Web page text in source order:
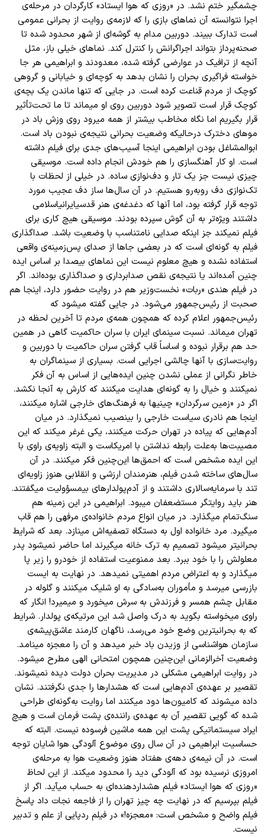
چشمگیر ختم نشد. در «روزی که هوا ایستاد» کارگردان در مرحله‌ی
اجرا نتوانسته آن نماهای بازی را که لازمه‌ی روایت از بحرانی عمومی
است تدارک ببیند. دوربین مدام به گوشه‌ای از شهر محدود شده تا
صحنه‌پرداز بتواند اجراگرانش را کنترل کند. نماهای خیلی ‌باز، مثل
آنچه از ترافیک در عوارضی گرفته شده، معدودند و ابراهیمی هر جا
خواسته فراگیری بحران را نشان بدهد به کوچه‌ای و خیابانی و گروهی
کوچک از مردم قناعت کرده است. در جایی که تنها ماندن یک بچه‌ی
کوچک قرار است تصویر شود دوربین روی او میماند تا ما تحت‌تأثیر
قرار بگیریم اما نگاه مخاطب بیشتر از همه میرود روی وزش باد در
موهای دخترک درحالیکه وضعیت بحرانی نتیجه‌ی نبودن باد است.
ابو‌المشاغل بودن ابراهیمی اینجا آسیب‌‌های جدی برای فیلم داشته
است. او کار آهنگسازی را هم خودش انجام داده است. موسیقی
چیزی نیست جز یک تار و دف‌نوازی ساده. در خیلی از لحظات با
تک‌نوازی دف روبه‌رو هستیم. در آن سال‌ها ساز دف عجیب مورد
توجه قرار گرفته بود، اما آنها که دغدغه‌ی هنر قدسیایرانیاسلامی
داشتند ویژه‌تر به آن گوش سپرده بودند. موسیقی هیچ کاری برای
فیلم نمیکند جز اینکه صدایی نامتناسب با وضعیت باشد. صداگذاری
فیلم به گونه‌ای است که در بعضی جاها از صدای پس‌زمینه‌ی واقعی
استفاده نشده و هیچ معلوم نیست این نماهای بیصدا بر اساس ایده
چنین آمده‌اند یا نتیجه‌ی نقص صدابرداری و صداگذاری بوده‌اند. اگر
در فیلم هندی «ربات» نخست‌وزیر هم در روایت حضور دارد، اینجا هم
صحبت از رئیس‌جمهور می‌شود. در جایی گفته میشود که
رئیس‌جمهور اعلام کرده که همچون همه‌ی مردم تا آخرین لحظه در
تهران میماند. نسبت سینمای ایران با سران حاکمیت گاهی در همین
حد هم برقرار نبوده و اساساً قاب گرفتن سران حاکمیت با دوربین و
روایت‌سازی با آنها چالشی اجرایی است. بسیاری از سینماگران به
خاطر نگرانی از عملی نشدن چنین ایده‌هایی از اساس به آن فکر
نمیکنند و خیال را به گونه‌ای هدایت میکنند که کارش به آنجا نکشد.
اگر در «زمین سرگردان» چینیها به فرهنگ‌های خارجی اشاره میکنند،
اینجا هم نادری سیاست خارجی را بینصیب نمیگذارد. در میان
آدم‌هایی که پیاده در تهران حرکت میکنند، یکی غرغر میکند که این
مصیبت‌ها‌ به‌علت رابطه نداشتن با امریکاست و البته زاویه‌ی راوی با
این ایده مشخص است که احمق‌ها این‌چنین فکر میکنند. در آن
سال‌های ساخته شدن فیلم، هنرمندان ارزشی و انقلابی هنوز زاویه‌ای
تند با سرمایه‌سالاری داشتند و از آدم‌پولدارهای بیمسؤولیت میگفتند.
هنر باید روایتگر مستضعفان میبود. ابراهیمی در این زمینه هم
سنگ‌تمام میگذارد. در میان انواع مردم خانواده‌ی مرفهی را هم قاب
میگیرد. مرد خانواده اول به دستگاه تصفیه‌اش مینازد. بعد که شرایط
بحرانیتر میشود تصمیم به ترک خانه میگیرند اما حاضر نمیشود پدر
معلولش را با خود ببرد. بعد ممنوعیت استفاده از خودرو را زیر پا
میگذارد و به اعتراض مردم اهمیتی نمیدهد. در نهایت به ایست
بازرسی میرسد و مأموران به‌سادگی به او شلیک میکنند و گلوله در
مقابل چشم همسر و فرزندش به سرش میخورد و میمیرد! انگار که
راوی میخواسته بگوید به درک واصل شد این مرتیکه‌ی پولدار. شرایط
که به بحرانیترین وضع خود می‌رسد، ناگهان کارمند عاشق‌پیشه‌ی
سازمان هواشناسی از وزیدن باد خبر میدهد و آن را معجزه مینامد.
وضعیت آخر‌الزمانی این‌چنین همچون امتحانی الهی مطرح میشود.
در روایت ابراهیمی مشکلی در مدیریت بحران دولت دیده نمیشوند.
تقصیر بر عهده‌ی آدم‌هایی است که هشدارها را جدی نگرفتند. نشان
داده میشوند که کامیون‌ها دود میکنند اما روایت به‌گونه‌ای طراحی
شده که گویی تقصیر آن به عهده‌ی راننده‌ی پشت فرمان است و هیچ
ایراد سیستماتیکی پشت این همه ماشین فرسوده نیست. البته که
حساسیت ابراهیمی در آن سال روی موضوع آلودگی هوا شایان توجه
است. در آن نیمه‌ی دهه‌ی هفتاد هنوز وضعیت هوا به مرحله‌ی
امروزی نرسیده بود که آلودگی دید را محدود میکند. از این لحاظ
«روزی که هوا ایستاد» فیلم هشداردهنده‌ای به حساب میآید. اگر از
فیلم بپرسیم که در نهایت چه چیز تهران را از فاجعه نجات داد پاسخ
فیلم واضح و مشخص است: «معجزه!» در فیلم ردپایی از علم و تدبیر
نیست.